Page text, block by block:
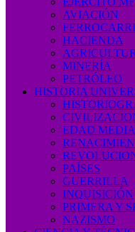
AVIACIÓN
HACIENDA
MINERÍA
PETRÓLEO
HISTORIA
EDAD MEDIA
PAÍSES
GUERRILLA
INQUISICIÓN
PRIMERA Y
NAZISMO